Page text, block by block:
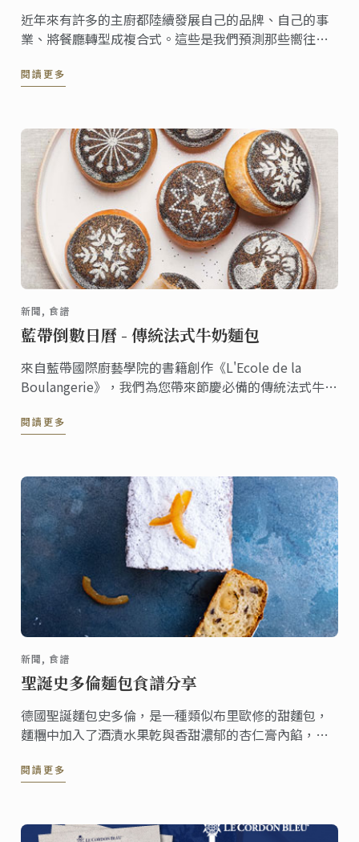
近年來有許多的主廚都陸續發展自己的品牌、自己的事
業、將餐廳轉型成複合式。這些是我們預測那些嚮往食
閱讀更多
新聞, 食譜
藍帶倒數日曆 - 傳統法式牛奶麵包
來自藍帶國際廚藝學院的書籍創作《L'Ecole de la
Boulangerie》，我們為您帶來節慶必備的傳統法式牛奶
助您在家完成製作80種優質的維也納式麵包。
閱讀更多
新聞, 食譜
聖誕史多倫麵包食譜分享
德國聖誕麵包史多倫，是一種類似布里歐修的甜麵包，
麵糰中加入了酒漬水果亁與香甜濃郁的杏仁膏內餡，出
可做出兩個，無論是聚會或當成禮物來送都很合適。
閱讀更多